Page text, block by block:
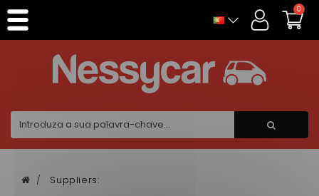
0
Suppliers:
Painel de Gerenciamento de Cookies